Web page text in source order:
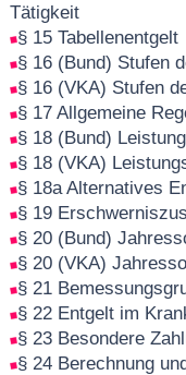
Tätigkeit
§ 15 Tabellenentgelt
§ 16 (Bund) Stufen
§ 16 (VKA) Stufen
§ 17 Allgemeine
§ 18 (Bund)
§ 18 (VKA)
§ 18a Alternatives
§ 19
§ 20 (Bund)
§ 20 (VKA)
§ 21
§ 22 Entgelt im
§ 23 Besondere
§ 24 Berechnung